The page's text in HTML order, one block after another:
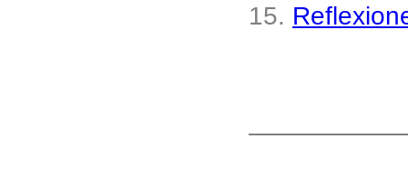
15.